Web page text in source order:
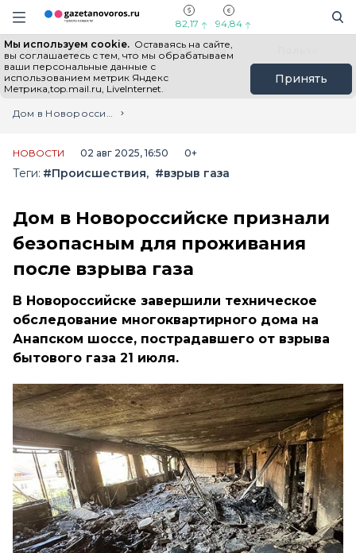
Информационный портал "ГазетаНоворос.ру"
Навигация сайта
82,17 94,84
Мы используем cookie. Оставаясь на сайте,
вы соглашаетесь с тем, что мы обрабатываем
ваши персональные данные с
использованием метрик Яндекс
Метрика,top.mail.ru, LiveInternet.
Принять
Все новости Новости России
Главная
Лента новостей
Дом в Новороссийске признали безопасным для проживания после взрыва газа
НОВОСТИ 02 авг 2025, 16:50 0+
Теги: #Происшествия #взрыв газа
Дом в Новороссийске признали
безопасным для проживания
после взрыва газа
В Новороссийске завершили техническое
обследование многоквартирного дома на
Анапском шоссе, пострадавшего от взрыва
бытового газа 21 июля.